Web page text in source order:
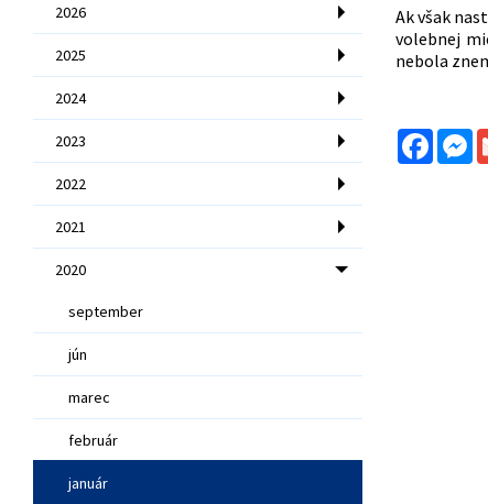
2026
2025
2024
2023
2022
2021
2020
september
jún
marec
február
január
Ak však
volebnej
nebola